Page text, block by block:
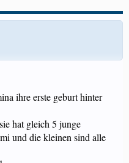
ihre erste geburt hinter
hat gleich 5 junge
und die kleinen sind alle